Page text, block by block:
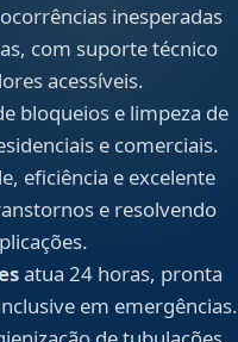
inesperadas
com suporte técnico
acessíveis.
bloqueios e limpeza de
e comerciais.
eficiência e excelente
e resolvendo
atua 24 horas, pronta
em emergências.